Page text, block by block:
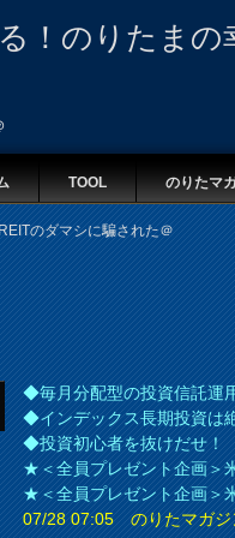
！のりたまの
TOOL のりたマ
のダマシに騙された＠
◆毎月分配型の投資信託運
◆インデックス長期投資は
◆投資初心者を抜けだせ！
★＜全員プレゼント企画＞
★＜全員プレゼント企画＞
07/28 07:05 のりたマガジ